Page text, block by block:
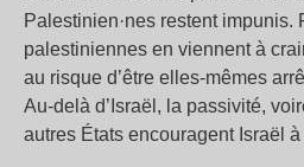
Palestinien·nes restent impunis.
palestiniennes en viennent à
au risque d’être elles-mêmes
Au-delà d’Israël, la passivité,
autres États encouragent Israël